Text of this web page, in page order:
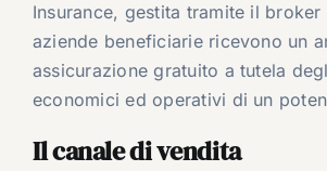
Insurance, gestita tramite il broker
aziende beneficiarie ricevono un
assicurazione gratuito a tutela
economici ed operativi di un
Il canale di vendita